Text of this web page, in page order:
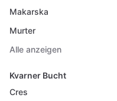
Makarska
Murter
Alle anzeigen
Kvarner Bucht
Cres